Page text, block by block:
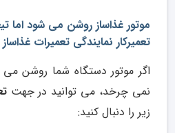
موتور غذاساز روشن می شود اما
تعمیرکار نمایندگی تعمیرات
اگر موتور دستگاه شما روشن
نمی چرخد، می توانید در جهت
زیر را دنبال کنید: